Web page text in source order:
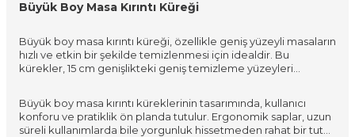
kullanılabilir. Tüm bu özellikler, kırıntı küreklerini horeca
Büyük Boy Masa Kırıntı Küreği
Büyük boy masa kırıntı küreği, özellikle geniş yüzeyli masaların
hızlı ve etkin bir şekilde temizlenmesi için idealdir. Bu
kürekler, 15 cm genişlikteki geniş temizleme yüzeyleri
malzemelerle üretilen bu ürünler, zorlu kullanım koşullarına
dayanıklıdır ve uzun ömürlü bir kullanım sunar.
Büyük boy masa kırıntı küreklerinin tasarımında, kullanıcı
konforu ve pratiklik ön planda tutulur. Ergonomik saplar, uzun
süreli kullanımlarda bile yorgunluk hissetmeden rahat bir tutuş